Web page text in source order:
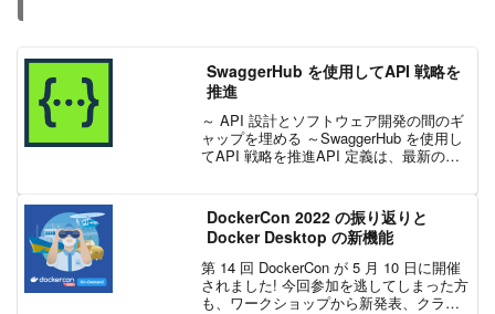
SwaggerHub を使用してAPI 戦略を
推進
～ API 設計とソフトウェア開発の間のギ
ャップを埋める ～SwaggerHub を使用し
てAPI 戦略を推進API 定義は、最新のソ
のような機械可読形式...
DockerCon 2022 の振り返りと
Docker Desktop の新機能
第 14 回 DockerCon が 5 月 10 日に開催
されました! 今回参加を逃してしまった方
も、ワークショップから新発表、クラウ